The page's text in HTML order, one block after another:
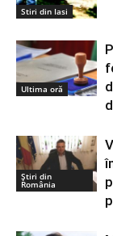
Stiri din Iasi
Ultima oră
Știri din
România